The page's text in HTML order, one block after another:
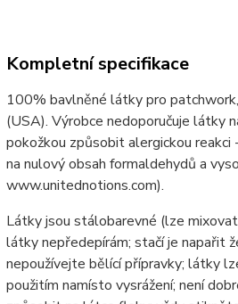
Kompletní specifikace
100% bavlněné látky pro
(USA). Výrobce nedoporučuje látky
pokožkou způsobit alergickou
na nulový obsah formaldehydů a
www.unitednotions.com).
Látky jsou stálobarevné (lze
látky nepředepírám; stačí je napařit
nepoužívejte bělící přípravky; látky
použitím namísto vysrážení; není